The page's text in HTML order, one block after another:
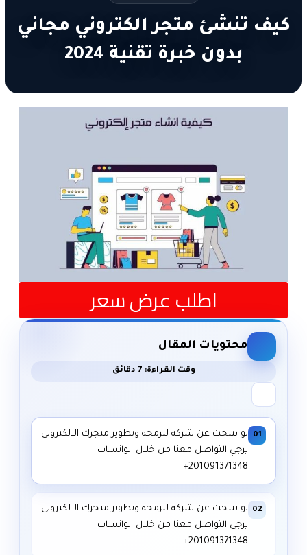
كيف تنشئ متجر الكتروني مجاني
بدون خبرة تقنية 2024
اطلب عرض سعر
محتويات المقال
وقت القراءة: 7 دقائق
01
لو بتبحث عن شركة لبرمجة وتطوير متجرك الالكترونى
يرجي التواصل معنا من خلال الواتساب
02
لو بتبحث عن شركة لبرمجة وتطوير متجرك الالكترونى
يرجي التواصل معنا من خلال الواتساب